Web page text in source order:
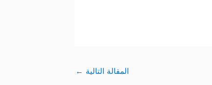
المقالة التالية ←